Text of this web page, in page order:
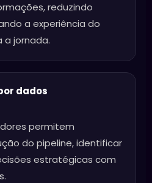
reduzindo
a experiência do
jornada.
dados
permitem
do pipeline, identificar
estratégicas com